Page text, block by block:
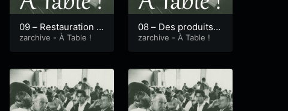
09 – Restauration c
ollective et approvi
zarchive - À Table !
08 – Des produits l
ocaux 24h/24
zarchive - À Table !